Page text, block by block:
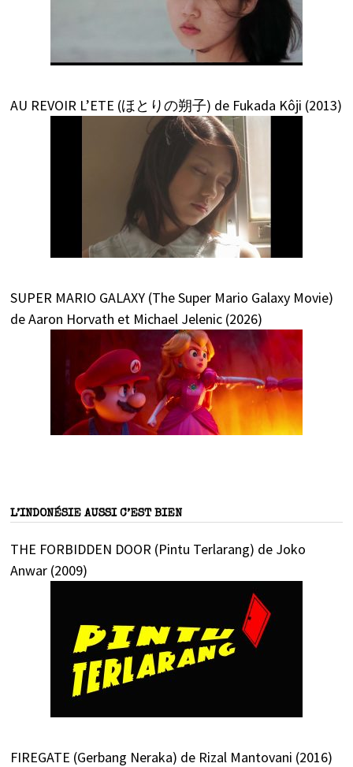
AU REVOIR L’ETE (ほとりの朔子) de Fukada Kôji (2013)
SUPER MARIO GALAXY (The Super Mario Galaxy Movie)
de Aaron Horvath et Michael Jelenic (2026)
L’INDONÉSIE AUSSI C’EST BIEN
THE FORBIDDEN DOOR (Pintu Terlarang) de Joko
Anwar (2009)
FIREGATE (Gerbang Neraka) de Rizal Mantovani (2016)